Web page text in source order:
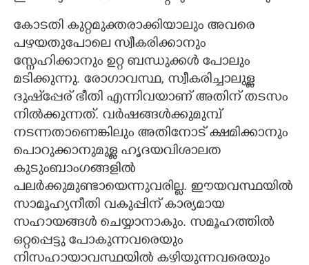
കോടതി കുറ്റമുക്തരാക്കിയാലും അവരെ
പഴയതുപോലെ സ്വീകരിക്കാനും
സ്നേഹിക്കാനും ഉറ്റ ബന്ധുക്കൾ പോലും
മടിക്കുന്നു. രോഗാവസ്ഥ, സ്വീകരിച്ചാലുള്ള
ദുഷ്‌പ്പേര് ഭീതി എന്നിവയാണ് അതിന് തടസം
നിൽക്കുന്നത്. വർഷങ്ങൾക്കുമുമ്പ്
നടന്നതാണെങ്കിലും അതിനോട് ക്ഷമിക്കാനും
പൊറുക്കാനുമുള്ള ഹൃദയവിശാലത
കുടുംബാംഗങ്ങളിൽ
പലർക്കുമുണ്ടായെന്നുവരില്ല. ഈയവസ്ഥയിൽ
സാമൂഹ്യനീതി വകുപ്പിന് കാര്യമായ
സഹായങ്ങൾ ചെയ്യാനാകും. സമൂഹത്തിൽ
ഒറ്റപ്പെട്ടു പോകുന്നവരെയും
നിസഹായാവസ്ഥയിൽ കഴിയുന്നവരെയും